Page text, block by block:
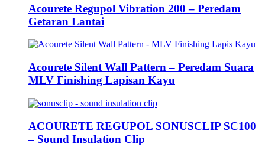
Acourete Regupol Vibration 200 – Peredam
Getaran Lantai
Acourete Silent Wall Pattern – Peredam Suara
MLV Finishing Lapisan Kayu
ACOURETE REGUPOL SONUSCLIP SC100
– Sound Insulation Clip